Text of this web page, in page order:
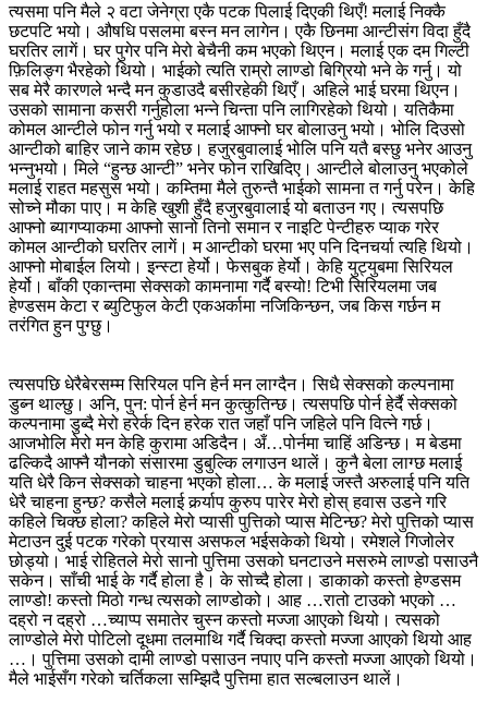
त्यसमा पनि मैले २ वटा जेनेग्रा एकै पटक पिलाई दिएकी थिएँ! मलाई निक्कै
छटपटि भयो। औषधि पसलमा बस्न मन लागेन। एकै छिनमा आन्टीसंग विदा हुँदै
घरतिर लागें। घर पुगेर पनि मेरो बेचैनी कम भएको थिएन। मलाई एक दम गिल्टी
फ़िलिङ्ग भैरहेको थियो। भाईको त्यति राम्रो लाण्डो बिग्रियो भने के गर्नु। यो
सब मेरै कारणले भन्दै मन कुडाउदै बसीरहेकी थिएँ। अहिले भाई घरमा थिएन।
उसको सामाना कसरी गर्नुहोला भन्ने चिन्ता पनि लागिरहेको थियो। यतिकैमा
कोमल आन्टीले फोन गर्नु भयो र मलाई आफ्नो घर बोलाउनु भयो। भोलि दिउसो
आन्टीको बाहिर जाने काम रहेछ। हजुरबुवालाई भोलि पनि यतै बस्छु भनेर आउनु
भन्नुभयो। मिले “हुन्छ आन्टी” भनेर फोन राखिदिए। आन्टीले बोलाउनु भएकोले
मलाई राहत महसुस भयो। कम्तिमा मैले तुरुन्तै भाईको सामना त गर्नु परेन। केहि
सोच्ने मौका पाए। म केहि खुशी हुँदै हजुरबुवालाई यो बताउन गए। त्यसपछि
आफ्नो ब्यागप्याकमा आफ्नो सानो तिनो समान र नाइटि पेन्टीहरु प्याक गरेर
कोमल आन्टीको घरतिर लागें। म आन्टीको घरमा भए पनि दिनचर्या त्यहि थियो।
आफ्नो मोबाईल लियो। इन्स्टा हेर्यो। फेसबुक हेर्यो। केहि युट्युबमा सिरियल
हेर्यो। बाँकी एकान्तमा सेक्सको कामनामा गर्दै बस्यो! टिभी सिरियलमा जब
हेण्डसम केटा र ब्युटिफुल केटी एकअर्कामा नजिकिन्छन, जब किस गर्छन म
तरंगित हुन पुग्छु।
त्यसपछि धेरैबेरसम्म सिरियल पनि हेर्न मन लाग्दैन। सिधै सेक्सको कल्पनामा
डुब्न थाल्छु। अनि, पुन: पोर्न हेर्न मन कुत्कुतिन्छ। त्यसपछि पोर्न हेर्दै सेक्सको
कल्पनामा डुब्दै मेरो हरेर्क दिन हरेक रात जहाँ पनि जहिले पनि वित्ने गर्छ।
आजभोलि मेरो मन केहि कुरामा अडिदैन। अँ…पोर्नमा चाहिं अडिन्छ। म बेडमा
ढल्किदै आफ्नै यौनको संसारमा डुबुल्कि लगाउन थालें। कुनै बेला लाग्छ मलाई
यति धेरै किन सेक्सको चाहना भएको होला… के मलाई जस्तै अरुलाई पनि यति
धेरै चाहना हुन्छ? कसैले मलाई कर्र्याप कुरुप पारेर मेरो होस् हवास उडने गरि
कहिले चिक्छ होला? कहिले मेरो प्यासी पुत्तिको प्यास मेटिन्छ? मेरो पुत्तिको प्यास
मेटाउन दुई पटक गरेको प्रयास असफल भईसकेको थियो। रमेशले गिजोलेर
छोड्यो। भाई रोहितले मेरो सानो पुत्तिमा उसको घनटाउने मसरुमे लाण्डो पसाउनै
सकेन। साँची भाई के गर्दै होला है। के सोच्दै होला। डाकाको कस्तो हेण्डसम
लाण्डो! कस्तो मिठो गन्ध त्यसको लाण्डोको। आह …रातो टाउको भएको …
दह्रो न दह्रो …च्याप्प समातेर चुस्न कस्तो मज्जा आएको थियो। त्यसको
लाण्डोले मेरो पोटिलो दूधमा तलमाथि गर्दै चिक्दा कस्तो मज्जा आएको थियो आह
…। पुत्तिमा उसको दामी लाण्डो पसाउन नपाए पनि कस्तो मज्जा आएको थियो।
मैले भाईसँग गरेको चर्तिकला सम्झिदै पुत्तिमा हात सल्बलाउन थालें।